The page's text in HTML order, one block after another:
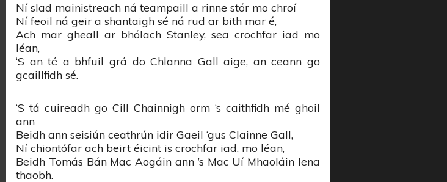
Ní slad mainistreach ná teampaill a rinne stór mo chroí
Ní feoil ná geir a shantaigh sé ná rud ar bith mar é,
Ach mar gheall ar bhólach Stanley, sea crochfar iad mo
léan,
‘S an té a bhfuil grá do Chlanna Gall aige, an ceann go
gcaillfidh sé.
‘S tá cuireadh go Cill Chainnigh orm ‘s caithfidh mé ghoil
ann
Beidh ann seisiún ceathrún idir Gaeil ‘gus Clainne Gall,
Ní chiontófar ach beirt éicint is crochfar iad, mo léan,
Beidh Tomás Bán Mac Aogáin ann ’s Mac Uí Mhaoláin lena
thaobh.